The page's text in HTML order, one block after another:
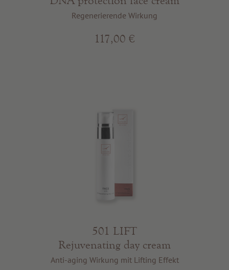
Regenerierende Wirkung
117,00 €
501 LIFT
Rejuvenating day cream
Anti-aging Wirkung mit Lifting Effekt